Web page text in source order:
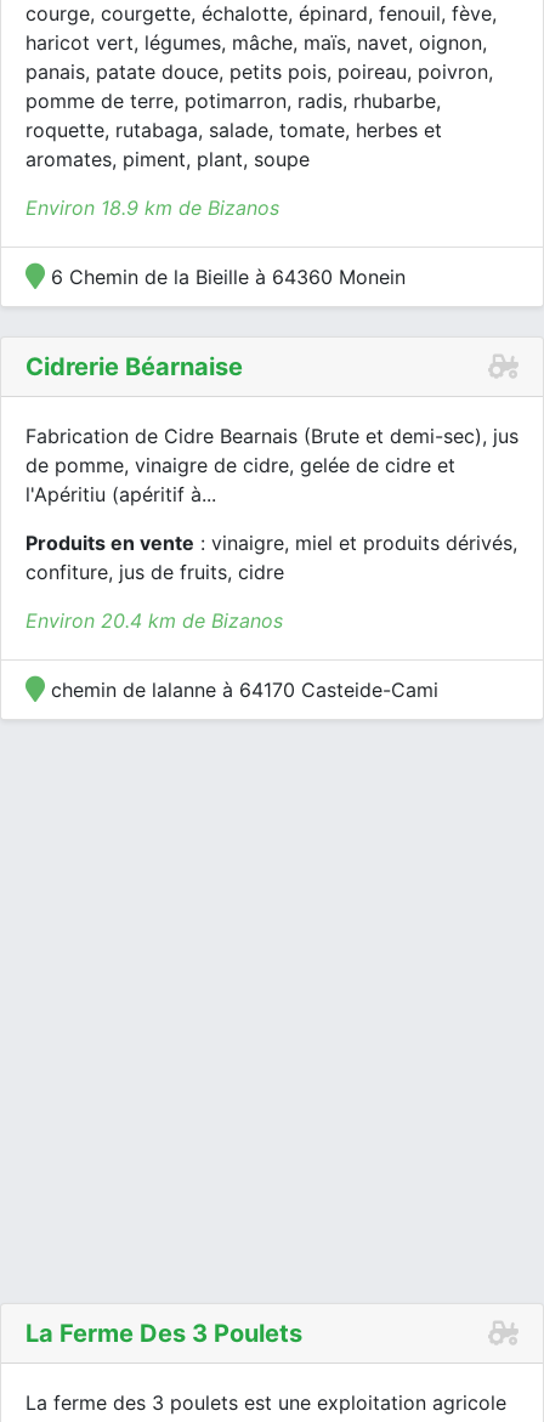
courge, courgette, échalotte, épinard, fenouil, fève,
haricot vert, légumes, mâche, maïs, navet, oignon,
panais, patate douce, petits pois, poireau, poivron,
pomme de terre, potimarron, radis, rhubarbe,
roquette, rutabaga, salade, tomate, herbes et
aromates, piment, plant, soupe
Environ 18.9 km de Bizanos
6 Chemin de la Bieille à 64360 Monein
Cidrerie Béarnaise
Fabrication de Cidre Bearnais (Brute et demi-sec), jus
de pomme, vinaigre de cidre, gelée de cidre et
l'Apéritiu (apéritif à...
Produits en vente : vinaigre, miel et produits dérivés,
confiture, jus de fruits, cidre
Environ 20.4 km de Bizanos
chemin de lalanne à 64170 Casteide-Cami
La Ferme Des 3 Poulets
La ferme des 3 poulets est une exploitation agricole